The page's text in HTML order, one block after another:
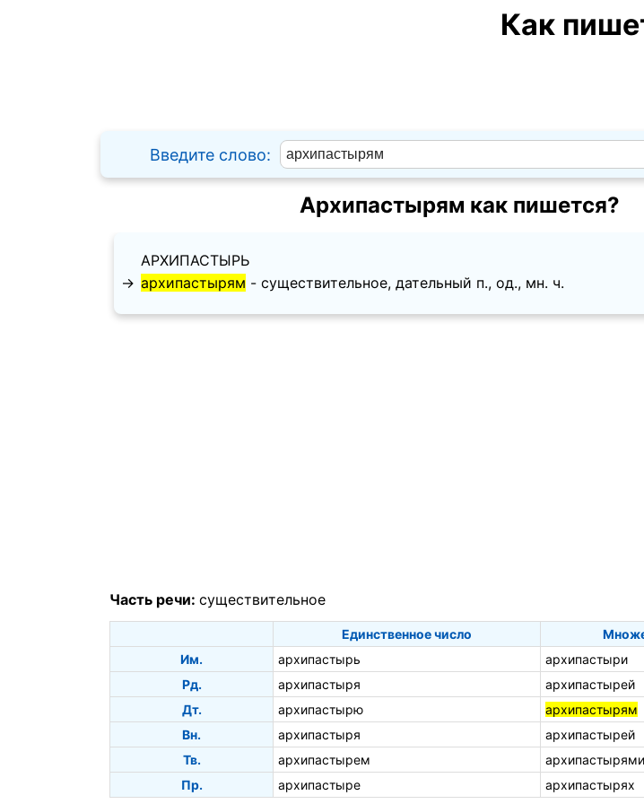
Как
Введите слово:
Архипастырям как пишется?
АРХИПАСТЫРЬ
→ архипастырям - существительное, дательный п., од., мн. ч.
Часть речи: существительное
Единственное число
Им.
архипастырь
архипастыри
Рд.
архипастыря
архипастырей
Дт.
архипастырю
архипастырям
Вн.
архипастыря
архипастырей
Тв.
архипастырем
архипастырями
Пр.
архипастыре архипастырях